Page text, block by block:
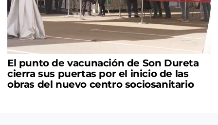
El punto de vacunación de Son Dureta
cierra sus puertas por el inicio de las
obras del nuevo centro sociosanitario